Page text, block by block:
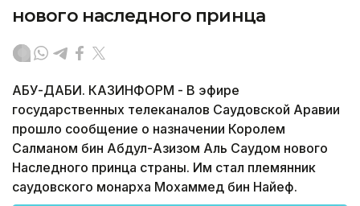
нового наследного принца
АБУ-ДАБИ. КАЗИНФОРМ - В эфире
государственных телеканалов Саудовской Аравии
прошло сообщение о назначении Королем
Салманом бин Абдул-Азизом Аль Саудом нового
Наследного принца страны. Им стал племянник
саудовского монарха Мохаммед бин Найеф.